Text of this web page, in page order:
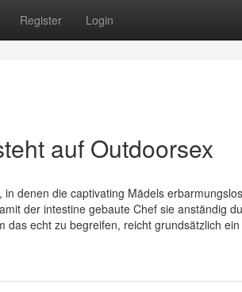
Register Login
auf Outdoorsex
denen die captivating Mädels
der intestine gebaute Chef sie anständig
echt zu begreifen, reicht grundsätzlich